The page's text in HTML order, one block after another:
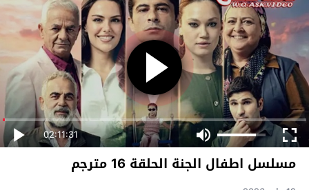
02:11:31
مسلسل اطفال الجنة الحلقة 16 مترجم